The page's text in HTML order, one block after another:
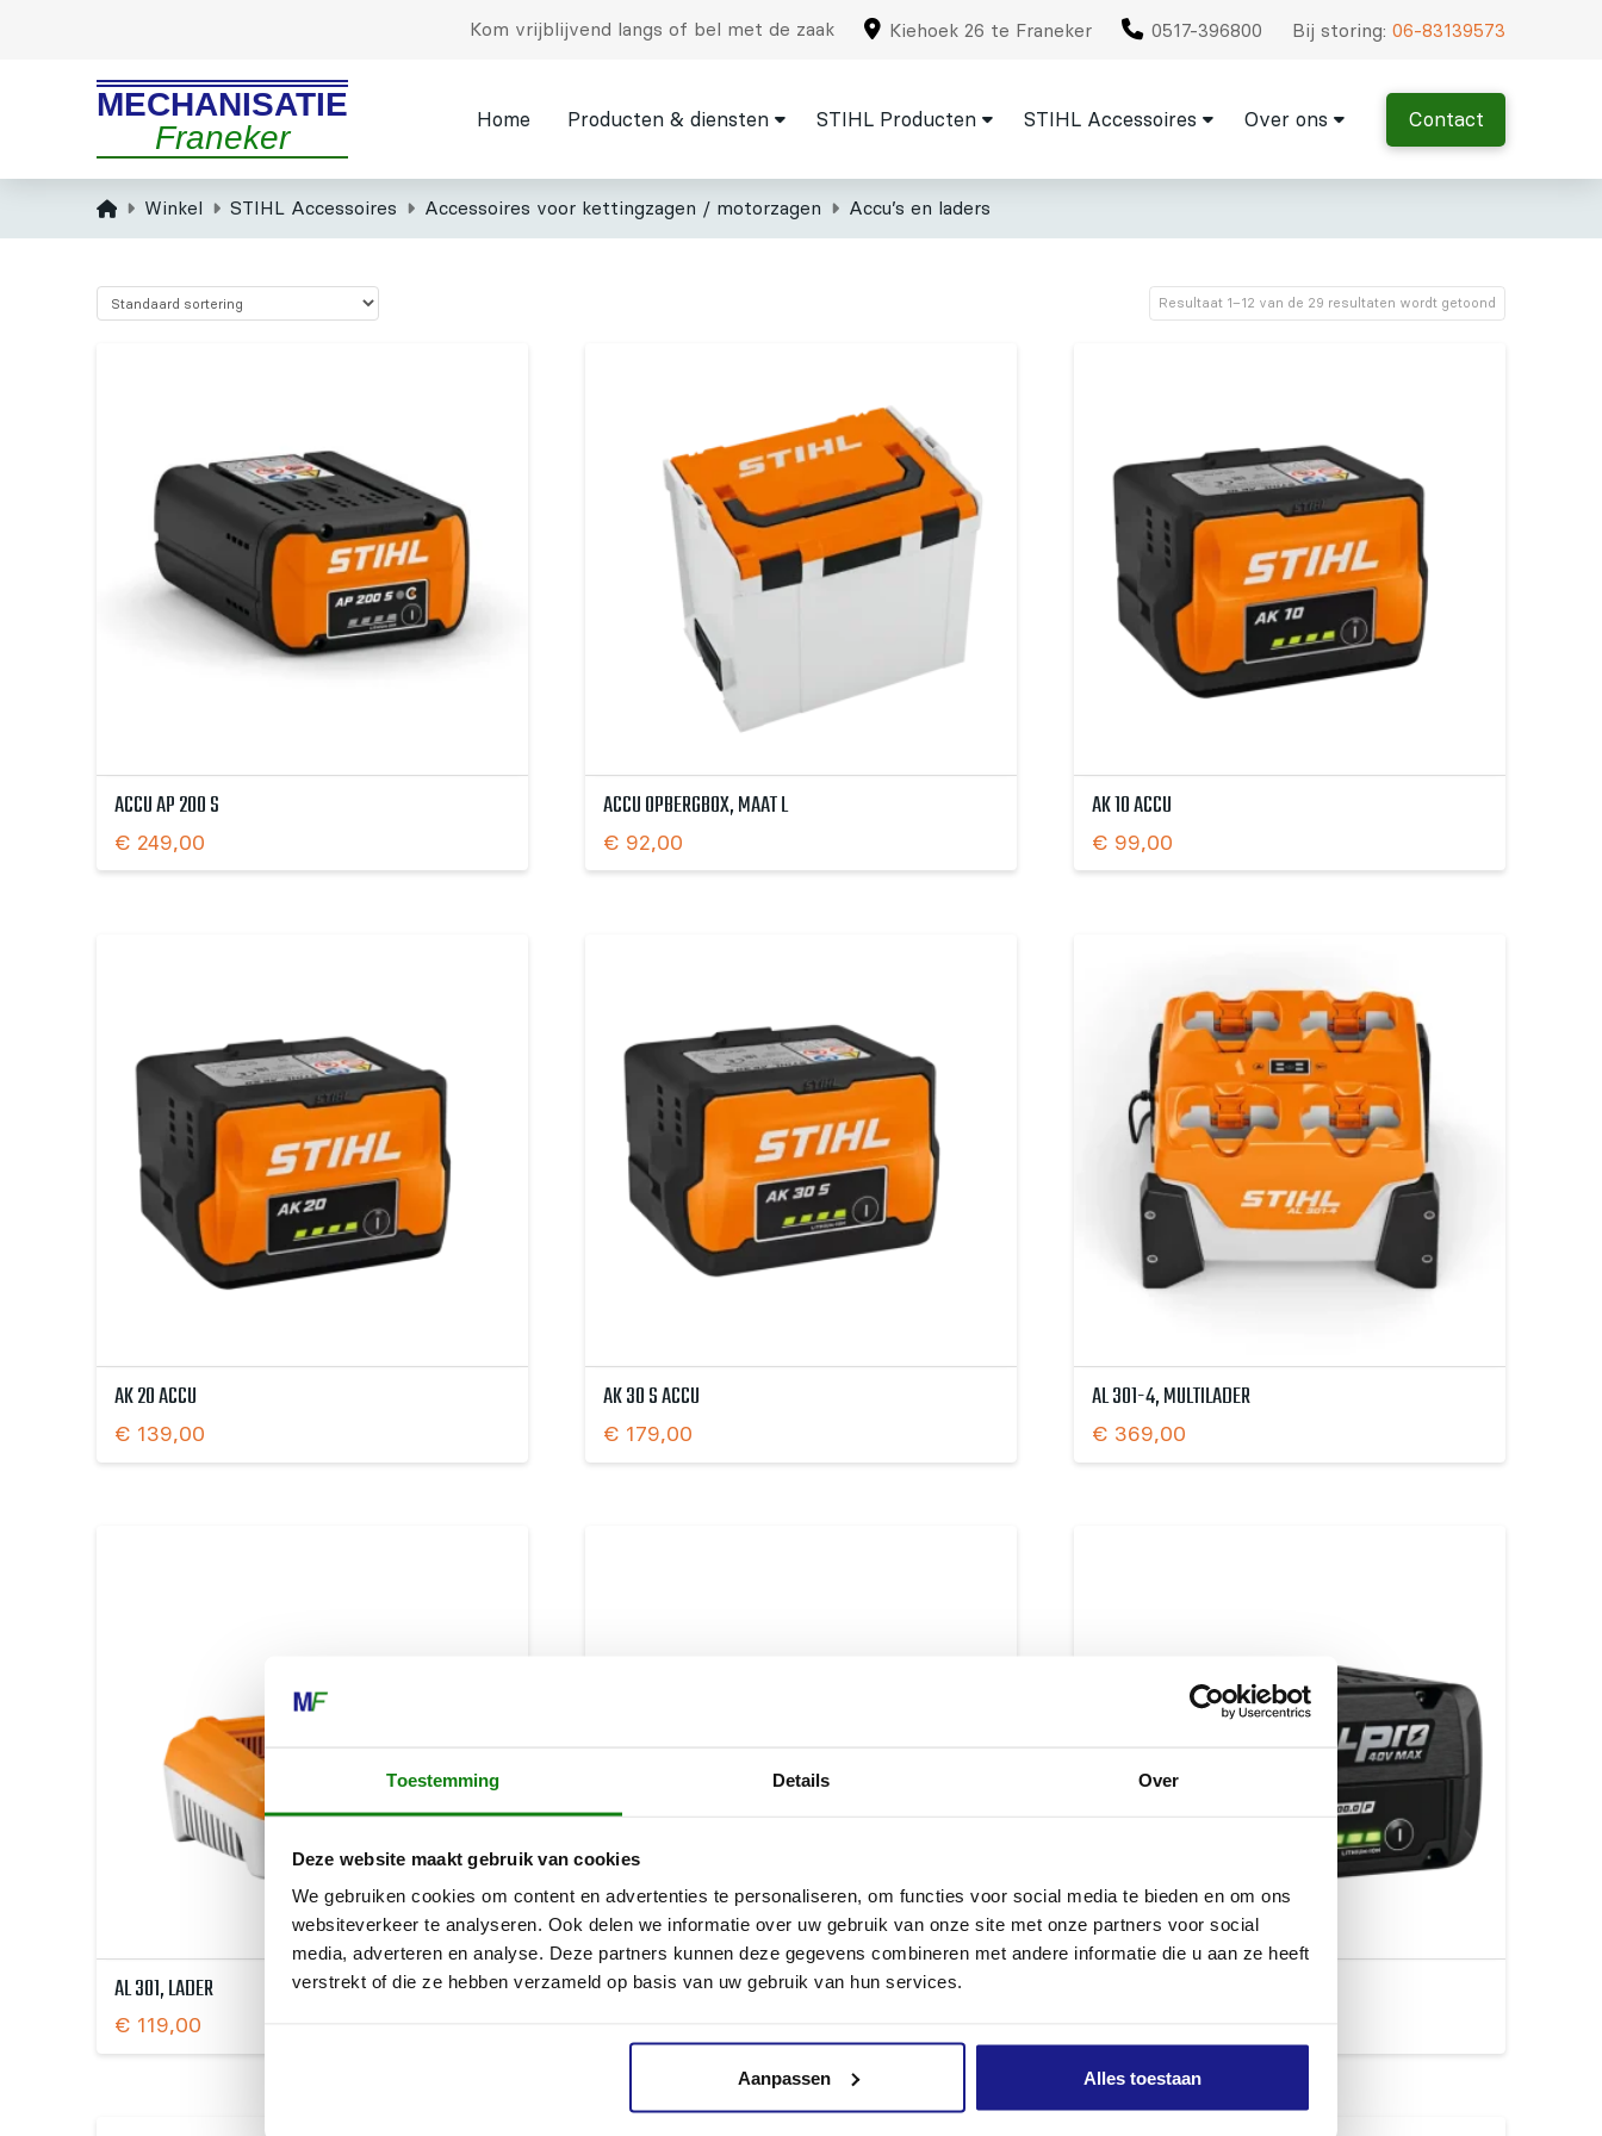
Toestemming Details Over
Deze website maakt gebruik van cookies
We gebruiken cookies om content en advertenties te personaliseren, om functies voor social media te bieden en om ons
websiteverkeer te analyseren. Ook delen we informatie over uw gebruik van onze site met onze partners voor social
media, adverteren en analyse. Deze partners kunnen deze gegevens combineren met andere informatie die u aan ze heeft
verstrekt of die ze hebben verzameld op basis van uw gebruik van hun services.
Aanpassen Alles toestaan
Kom vrijblijvend langs of bel met de zaak Kiehoek 26 te Franeker 0517-396800 Bij storing:06-83139573
MECHANISATIE
Franeker
Home Producten & diensten STIHL Producten STIHL Accessoires Over ons Contact
HomeWinkel STIHL Accessoires Accessoires voor kettingzagen / motorzagen Accu’s en laders
Resultaat 1–12 van de 29 resultaten wordt getoond
ACCU AP 200 S
€ 249,00
ACCU OPBERGBOX, MAAT L
€ 92,00
AK 10 ACCU
€ 99,00
AK 20 ACCU
€ 139,00
AK 30 S ACCU
€ 179,00
AL 301-4, MULTILADER
€ 369,00
AL 301, LADER
€ 119,00
AL 501, SNELLADER